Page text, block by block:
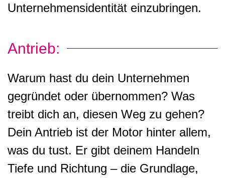
Unternehmensidentität einzubringen.
Antrieb:
Warum hast du dein Unternehmen
gegründet oder übernommen? Was
treibt dich an, diesen Weg zu gehen?
Dein Antrieb ist der Motor hinter allem,
was du tust. Er gibt deinem Handeln
Tiefe und Richtung – die Grundlage,